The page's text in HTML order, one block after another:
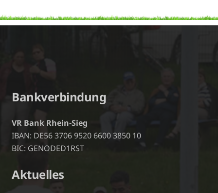
Bankverbindung
VR Bank Rhein-Sieg
IBAN: DE56 3706 9520 6600 3850 10
BIC: GENODED1RST
Aktuelles